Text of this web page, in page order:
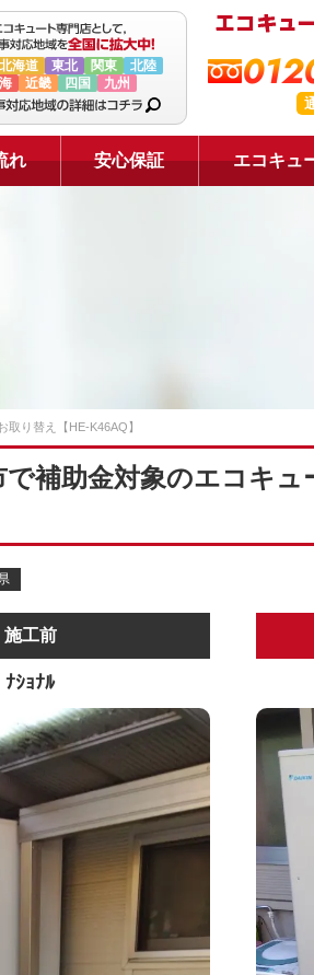
北海道 東北 関東
北陸
近畿 四国 九州
れ 安心保証 エコキュ
り替え【HE-K46AQ】
で補助金対象のエコキ
施工前
ﾅｼｮﾅﾙ